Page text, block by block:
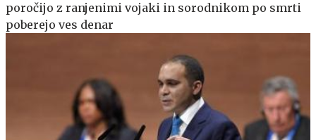
poročijo z ranjenimi vojaki in sorodnikom po smrti
poberejo ves denar